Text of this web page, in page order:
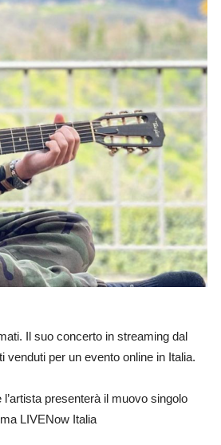
Il suo concerto in streaming dal
venduti per un evento online in Italia.
presenterà il muovo singolo
LIVENow Italia